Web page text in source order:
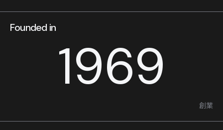
Founded in
1969
創業